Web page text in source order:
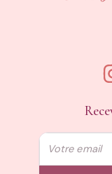
Email